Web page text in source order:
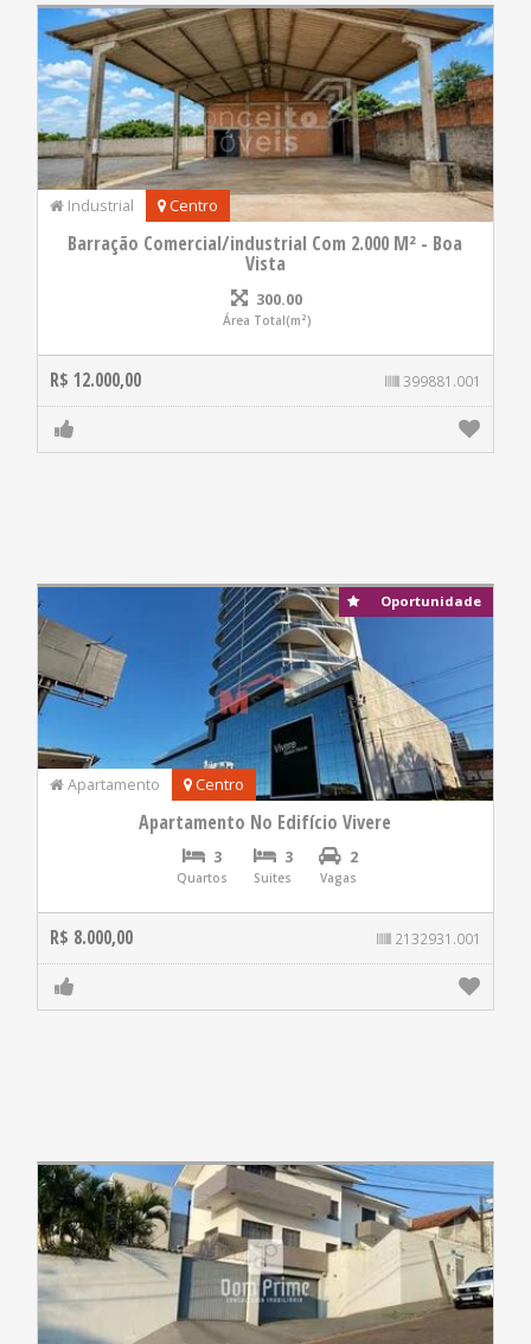
Industrial Centro
Barração Comercial/industrial Com 2.000 M² - Boa
Vista
300.00
Área Total(m²)
R$ 12.000,00 399881.001
Oportunidade
Apartamento Centro
Apartamento No Edifício Vivere
3
Quartos
3
Suites
2
Vagas
R$ 8.000,00 2132931.001